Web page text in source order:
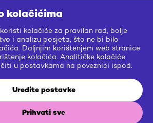
kolačićima
kolačiće za pravilan rad, bolje
i analizu posjeta, što ne bi bilo
Daljnjim korištenjem web stranice
kolačića. Analitičke kolačiće
u postavkama na poveznici ispod.
Uredite postavke
Prihvati sve